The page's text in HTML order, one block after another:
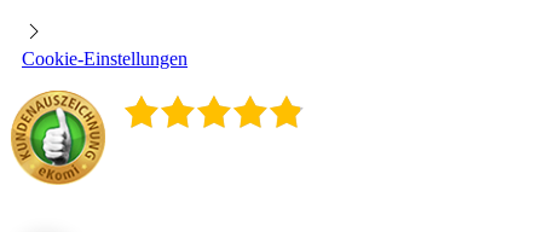
Cookie-Einstellungen